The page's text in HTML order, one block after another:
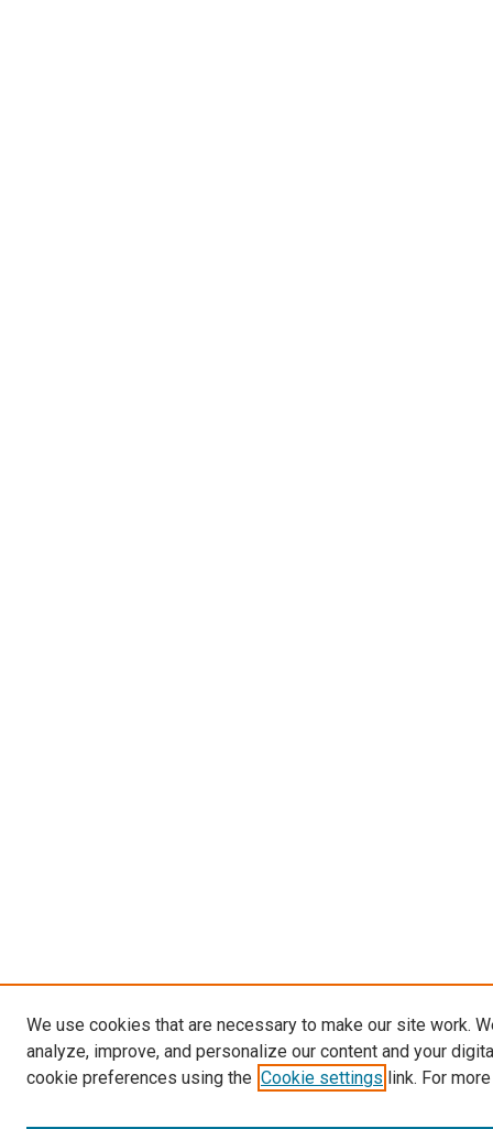
We use cookies that are necessary to make our site work.
analyze, improve, and personalize our content and your
cookie preferences using the Cookie settings link. For